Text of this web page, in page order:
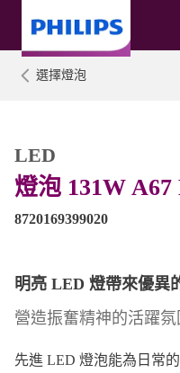
選擇燈泡
燈泡 131W A67
LED
8720169399020
明亮 LED 燈帶來優異
營造振奮精神的活躍氛
先進 LED 燈泡能為日常